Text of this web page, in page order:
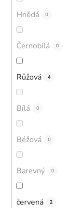
Hnědá 0
Černobílá 0
Růžová 4
Bílá 0
Béžová 0
Barevný 0
červená 2